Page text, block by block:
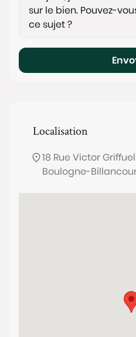
Localisation
18 Rue Victor
Boulogne-